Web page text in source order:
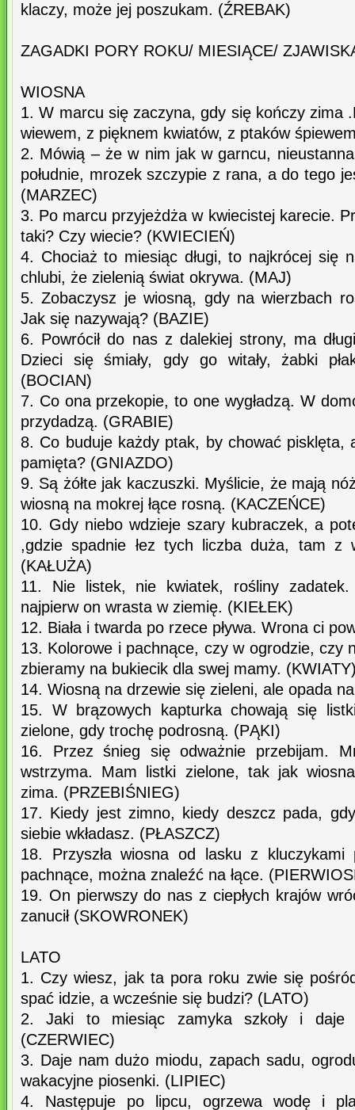
klaczy, może jej poszukam. (ŹREBAK)
ZAGADKI PORY ROKU/ MIESIĄCE/
WIOSNA
1. W marcu się zaczyna, gdy się kończy zima
wiewem, z pięknem kwiatów, z ptaków
2. Mówią – że w nim jak w garncu,
południe, mrozek szczypie z rana, a do tego
(MARZEC)
3. Po marcu przyjeżdża w kwiecistej karecie.
taki? Czy wiecie? (KWIECIEŃ)
4. Chociaż to miesiąc długi, to najkrócej się
chlubi, że zielenią świat okrywa. (MAJ)
5. Zobaczysz je wiosną, gdy na wierzbach
Jak się nazywają? (BAZIE)
6. Powrócił do nas z dalekiej strony, ma
Dzieci się śmiały, gdy go witały, żabki
(BOCIAN)
7. Co ona przekopie, to one wygładzą. W
przydadzą. (GRABIE)
8. Co buduje każdy ptak, by chować pisklęta,
pamięta? (GNIAZDO)
9. Są żółte jak kaczuszki. Myślicie, że mają
wiosną na mokrej łące rosną. (KACZEŃCE)
10. Gdy niebo wdzieje szary kubraczek, a
,gdzie spadnie łez tych liczba duża, tam z
(KAŁUŻA)
11. Nie listek, nie kwiatek, rośliny
najpierw on wrasta w ziemię. (KIEŁEK)
12. Biała i twarda po rzece pływa. Wrona ci
13. Kolorowe i pachnące, czy w ogrodzie, czy
zbieramy na bukiecik dla swej mamy.
14. Wiosną na drzewie się zieleni, ale opada
15. W brązowych kapturka chowają się
zielone, gdy trochę podrosną. (PĄKI)
16. Przez śnieg się odważnie przebijam.
wstrzyma. Mam listki zielone, tak jak
zima. (PRZEBIŚNIEG)
17. Kiedy jest zimno, kiedy deszcz pada,
siebie wkładasz. (PŁASZCZ)
18. Przyszła wiosna od lasku z
pachnące, można znaleźć na łące.
19. On pierwszy do nas z ciepłych krajów
zanucił (SKOWRONEK)
LATO
1. Czy wiesz, jak ta pora roku zwie się
spać idzie, a wcześnie się budzi? (LATO)
2. Jaki to miesiąc zamyka szkoły i daje
(CZERWIEC)
3. Daje nam dużo miodu, zapach sadu,
wakacyjne piosenki. (LIPIEC)
4. Następuje po lipcu, ogrzewa wodę i